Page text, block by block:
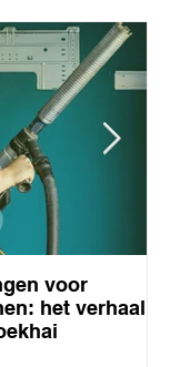
voor
het verhaal